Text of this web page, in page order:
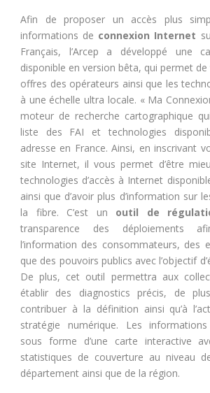
Afin de proposer un accès plus
informations de connexion Internet
Français, l’Arcep a développé une
disponible en version bêta, qui permet
offres des opérateurs ainsi que les
à une échelle ultra locale. « Ma
moteur de recherche cartographique
liste des FAI et technologies
adresse en France. Ainsi, en inscrivant
site Internet, il vous permet d’être
technologies d’accès à Internet
ainsi que d’avoir plus d’information sur
la fibre. C’est un outil de
transparence des déploiements
l’information des consommateurs, des
que des pouvoirs publics avec l’objectif
De plus, cet outil permettra aux
établir des diagnostics précis, de
contribuer à la définition ainsi qu’à
stratégie numérique. Les
sous forme d’une carte interactive
statistiques de couverture au niveau
département ainsi que de la région.